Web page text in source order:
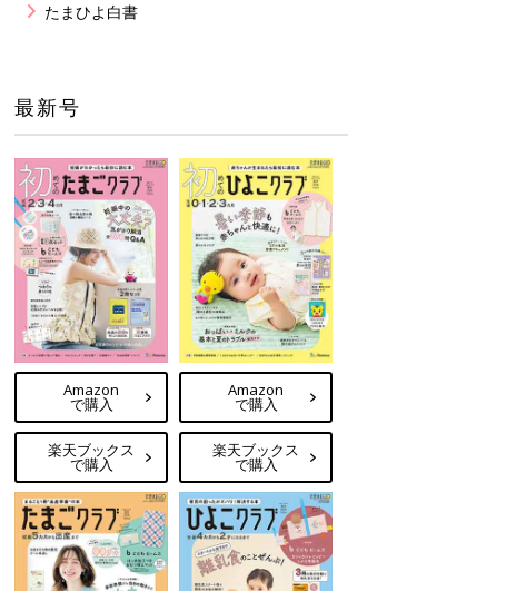
たまひよ白書
最新号
Amazon
で購入
楽天ブックス
で購入
Amazon
で購入
楽天ブックス
で購入